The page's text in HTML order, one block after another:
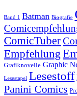
Band 1 Batman Biografie
ComicTuber
Empfehlung
Grafiknovelle Graphic
Lesestapel Lesestoff
Panini Comics